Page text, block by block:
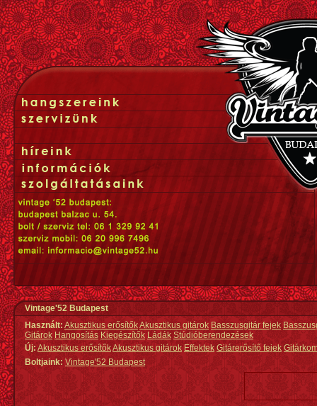
Vintage'52 Budapest
Használt: Akusztikus erősítőkAkusztikus gitárok Basszusgitár fejek
Gitárok Hangosítás Kiegészítők Ládák Stúdióberendezések
Új:Akusztikus erősítőkAkusztikus gitárok Effektek Gitárerősítő fejek
Boltjaink: Vintage'52 Budapest